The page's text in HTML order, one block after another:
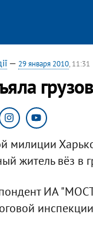
— 29 января 2010, 11:31
милиции
житель вёз в
ИА